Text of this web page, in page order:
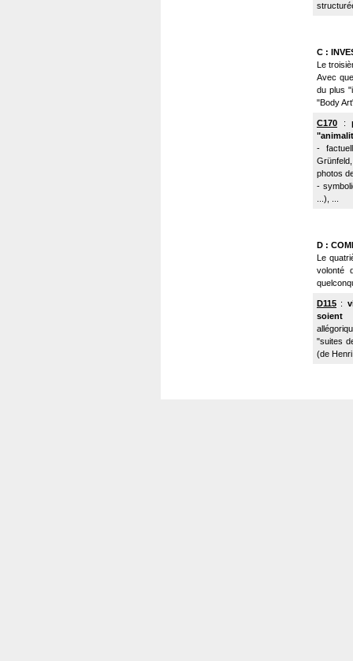
C :
Le
Avec
du plus
"Body
C170 :
-
photos
-
...), ...
D :
Le
volonté
D115 :
soient
"suites
(de